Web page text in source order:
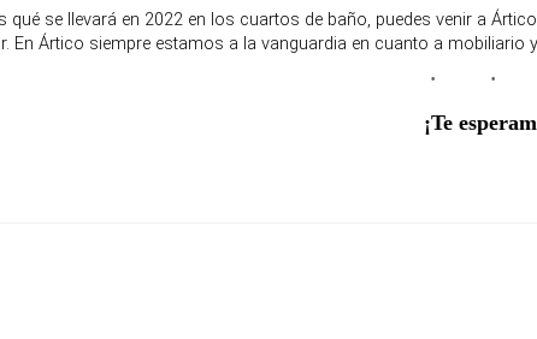
qué se llevará en 2022 en los cuartos de baño, puedes venir a
En Ártico siempre estamos a la vanguardia en cuanto a
¡Te